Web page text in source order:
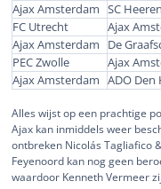
Ajax Amsterdam SC
FC Utrecht
Ajax
Ajax Amsterdam
De
PEC Zwolle
Ajax
Ajax Amsterdam ADO Den
Alles wijst op een prachtige
Ajax kan inmiddels weer
ontbreken Nicolás Tagliafico
Feyenoord kan nog geen
waardoor Kenneth Vermeer